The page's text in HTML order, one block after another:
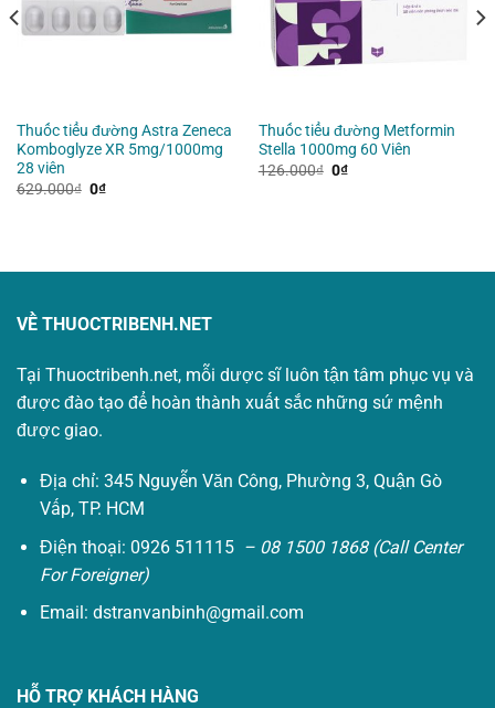
Thuốc tiểu đường Astra Zeneca
Komboglyze XR 5mg/1000mg
28 viên
629.000₫ Giá
0₫Giá
Thuốc tiểu đường Metformin
Stella 1000mg 60 Viên
126.000₫ Giá
0₫Giá
VỀ THUOCTRIBENH.NET
Tại Thuoctribenh.net, mỗi dược sĩ luôn tận tâm phục vụ và
được đào tạo để hoàn thành xuất sắc những sứ mệnh
được giao.
Địa chỉ: 345 Nguyễn Văn Công, Phường 3, Quận Gò
Vấp, TP. HCM
Điện thoại: 0926 511115 – 08 1500 1868 (Call Center
For Foreigner)
Email: dstranvanbinh@gmail.com
HỖ TRỢ KHÁCH HÀNG